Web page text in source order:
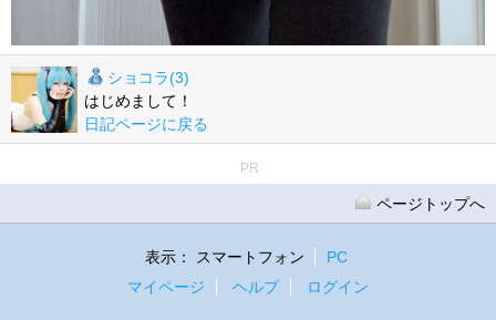
ショコラ(3)
はじめまして！
日記ページに戻る
PR
ページトップへ
表示： スマートフォン
PC
マイページ
ヘルプ ログイン